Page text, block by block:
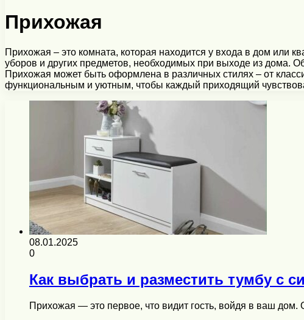
Прихожая
Прихожая – это комната, которая находится у входа в дом или
уборов и других предметов, необходимых при выходе из дома.
Прихожая может быть оформлена в различных стилях – от
функциональным и уютным, чтобы каждый приходящий
08.01.2025
0
Как выбрать и разместить тумбу с
Прихожая — это первое, что видит гость, войдя в ваш